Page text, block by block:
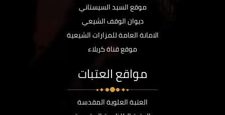
موقع السيد السيستاني
ديوان الوقف الشيعي
الامانة العامة للمزارات الشيعية
موقع قناة كربلاء
مواقع العتبات
العتبة العلوية المقدسة